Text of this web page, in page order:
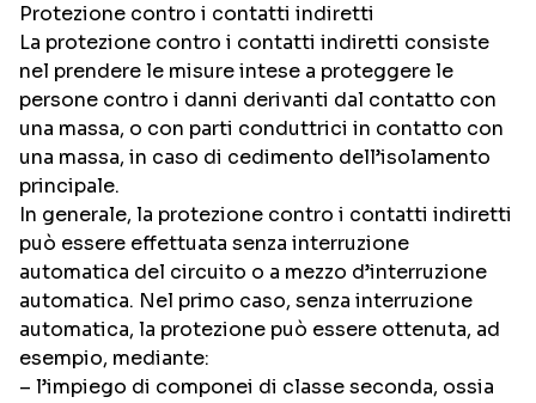
Protezione contro i contatti indiretti
La protezione contro i contatti indiretti consiste
nel prendere le misure intese a proteggere le
persone contro i danni derivanti dal contatto con
una massa, o con parti conduttrici in contatto con
una massa, in caso di cedimento dell’isolamento
principale.
In generale, la protezione contro i contatti indiretti
può essere effettuata senza interruzione
automatica del circuito o a mezzo d’interruzione
automatica. Nel primo caso, senza interruzione
automatica, la protezione può essere ottenuta, ad
esempio, mediante:
– l’impiego di componei di classe seconda, ossia